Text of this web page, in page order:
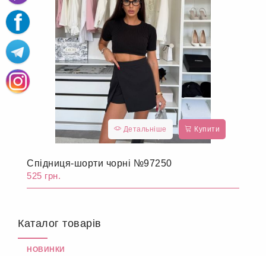
Детальніше Купити
Спідниця-шорти чорні №97250
525 грн.
Каталог товарів
НОВИНКИ